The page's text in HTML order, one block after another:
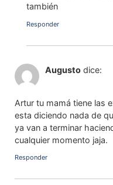
también
Responder
Augusto dice:
Artur tu mamá tiene las
esta diciendo nada de
ya van a terminar
cualquier momento jaja.
Responder